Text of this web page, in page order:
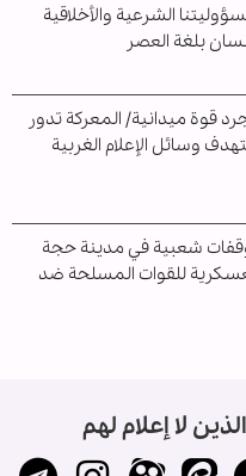
الشرعية والأخلاقية
بلغة العصر
قوة ميدانية/ المعركة تدور
وسائل الإعلام الغربية
شعبية في مدينة حجة
للقوات المسلحة ضد
لا إعلام لهم